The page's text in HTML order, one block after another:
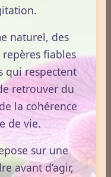
les
naturel, des
fiables
qui respectent
retrouver du
la cohérence
de vie.
sur une
avant d’agir,